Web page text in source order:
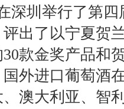
深圳举行了第
出了以宁夏贺
30款金奖产品和
外进口葡萄酒
澳大利亚、智